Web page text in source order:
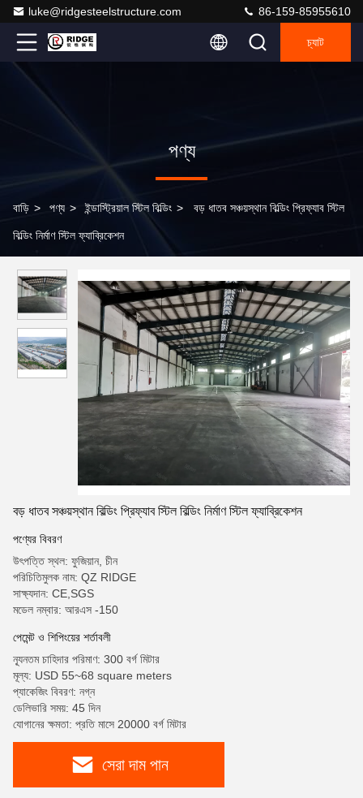
luke@ridgesteelstructure.com 86-159-85955610
চ্যাট
পণ্য
বাড়ি > পণ্য > ইন্ডাস্ট্রিয়াল স্টিল বিল্ডিং > বড় ধাতব সঞ্চয়স্থান বিল্ডিং প্রিফ্যাব স্টিল
বিল্ডিং নির্মাণ স্টিল ফ্যাব্রিকেশন
বড় ধাতব সঞ্চয়স্থান বিল্ডিং প্রিফ্যাব স্টিল বিল্ডিং নির্মাণ স্টিল ফ্যাব্রিকেশন
পণ্যের বিবরণ
উৎপত্তি স্থল: ফুজিয়ান, চীন
পরিচিতিমুলক নাম: QZ RIDGE
সাক্ষ্যদান: CE,SGS
মডেল নম্বার: আরএস -150
পেমেন্ট ও শিপিংয়ের শর্তাবলী
ন্যূনতম চাহিদার পরিমাণ: 300 বর্গ মিটার
মূল্য: USD 55~68 square meters
প্যাকেজিং বিবরণ: নগ্ন
ডেলিভারি সময়: 45 দিন
যোগানের ক্ষমতা: প্রতি মাসে 20000 বর্গ মিটার
সেরা দাম পান